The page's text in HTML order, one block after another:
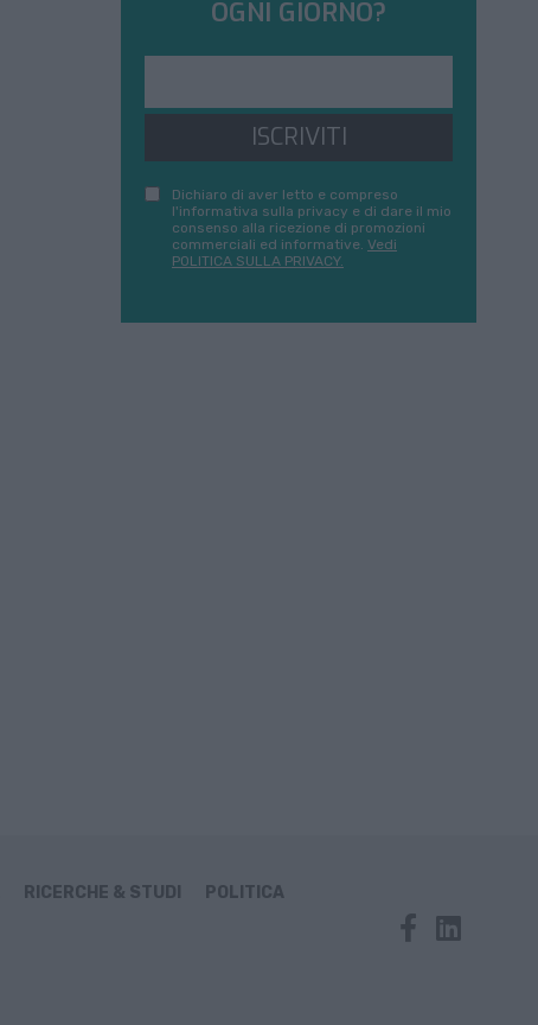
OGNI GIORNO?
ISCRIVITI
Dichiaro di aver letto e compreso
l'informativa sulla privacy e di dare il mio
consenso alla ricezione di promozioni
commerciali ed informative. Vedi
POLITICA SULLA PRIVACY.
RICERCHE & STUDI
POLITICA